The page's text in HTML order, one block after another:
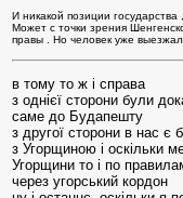
И никакой позиции
Может с точки зрения
правы . Но человек уже
в тому то ж і справа
з однієї сторони були
саме до Будапешту
з другої сторони в нас є
з Угорщиною і оскільки
Угорщини то і по
через угорський кордон